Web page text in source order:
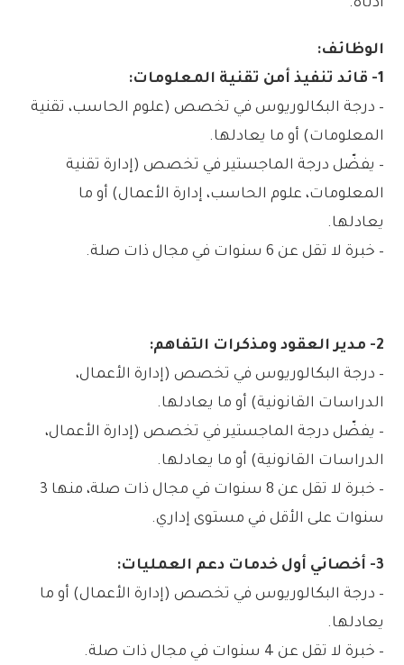
الوظائف:
1- قائد تنفيذ أمن تقنية المعلومات:
– درجة البكالوريوس في تخصص (علوم الحاسب، تقنية
المعلومات) أو ما يعادلها.
– يفضّل درجة الماجستير في تخصص (إدارة تقنية
المعلومات، علوم الحاسب، إدارة الأعمال) أو ما
يعادلها.
– خبرة لا تقل عن 6 سنوات في مجال ذات صلة.
2- مدير العقود ومذكرات التفاهم:
– درجة البكالوريوس في تخصص (إدارة الأعمال،
الدراسات القانونية) أو ما يعادلها.
– يفضّل درجة الماجستير في تخصص (إدارة الأعمال،
الدراسات القانونية) أو ما يعادلها.
– خبرة لا تقل عن 8 سنوات في مجال ذات صلة، منها 3
سنوات على الأقل في مستوى إداري.
3- أخصائي أول خدمات دعم العمليات:
– درجة البكالوريوس في تخصص (إدارة الأعمال) أو ما
يعادلها.
– خبرة لا تقل عن 4 سنوات في مجال ذات صلة.